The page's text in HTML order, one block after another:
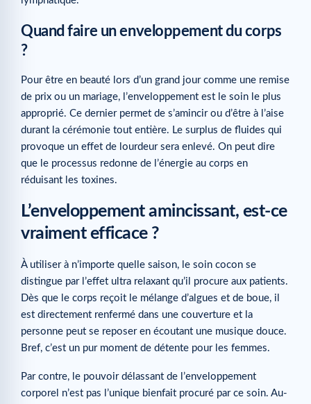
Quand faire un enveloppement du corps
?
Pour être en beauté lors d’un grand jour comme une remise
de prix ou un mariage, l’enveloppement est le soin le plus
approprié. Ce dernier permet de s’amincir ou d’être à l’aise
durant la cérémonie tout entière. Le surplus de fluides qui
provoque un effet de lourdeur sera enlevé. On peut dire
que le processus redonne de l’énergie au corps en
réduisant les toxines.
L’enveloppement amincissant, est-ce
vraiment efficace ?
À utiliser à n’importe quelle saison, le soin cocon se
distingue par l’effet ultra relaxant qu’il procure aux patients.
Dès que le corps reçoit le mélange d’algues et de boue, il
est directement renfermé dans une couverture et la
personne peut se reposer en écoutant une musique douce.
Bref, c’est un pur moment de détente pour les femmes.
Par contre, le pouvoir délassant de l’enveloppement
corporel n’est pas l’unique bienfait procuré par ce soin. Au-